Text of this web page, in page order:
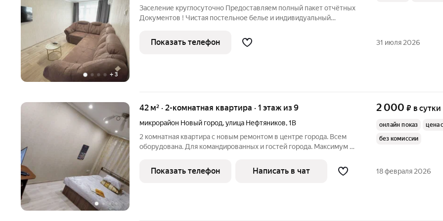
+ 3
Заселение круглосуточно Предоставляем полный пакет отчётных
Документов ! Чистая постельное белье и индивидуальный
телевидение Посуда, кухонные приборы и принадлежности для
приготовления
Показать телефон 31 июля 2026
42 м² · 2-комнатная квартира · 1 этаж из 9
микрорайон Новый город,улица Нефтяников,1В
2 комнатная квартира с новым ремонтом в центре города. Всем
оборудована. Для командированных и гостей города. Максимум 2
2 000 ₽ в сутки
онлайн показ
цена
без комиссии
Показать телефон Написать в чат 18 февраля 2026